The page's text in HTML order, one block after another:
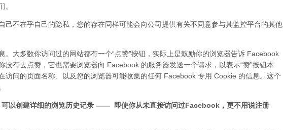
。
己不在乎自己的隐私，您的存在同样可能会向公司提供有关不同意参与其监控平台的其他
。大多数你访问过的网站都有一个“点赞”按钮，实际上是鼓励你的浏览器告诉 Facebook
没有去点赞，它也需要浏览器向 Facebook 的服务器发送一个请求，以表示“赞”按钮本
访问的页面名称、以及您的浏览器可能收集的任何 Facebook 专用 Cookie 的信息。这个
。
以创建详细的浏览历史记录 —— 即使你从未直接访问过Facebook，更不用说注册